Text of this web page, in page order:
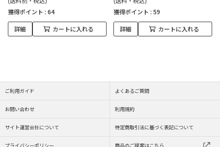
獲得ポイント : 64
詳細 カートに入れる
獲得ポイント : 59
詳細 カートに入れる
ご利用ガイド よくあるご質問
お問い合わせ 利用規約
サイト運営会社について 特定商取引法に基づく表記について
プライバシーポリシー 商品のご提案はこちら